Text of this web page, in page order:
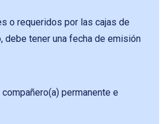
o requeridos por las cajas de
debe tener una fecha de emisión
permanente e